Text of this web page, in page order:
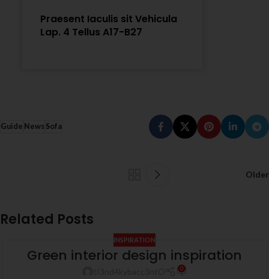
Praesent Iaculis sit Vehicula
Lap. 4 Tellus A17-B27
Guide News Sofa
Older
Related Posts
INSPIRATION
Green interior design inspiration
0